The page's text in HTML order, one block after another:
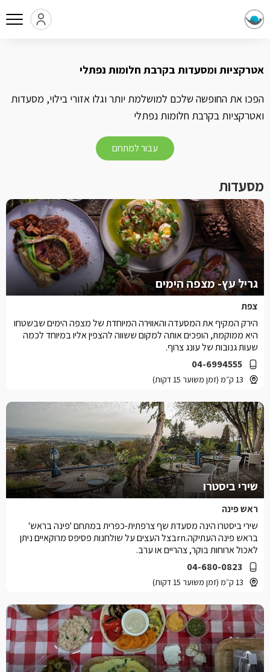
אטרקציות ומסעדות בקרבת חלומות נפתלי
הפכו את החופשה שלכם למושלמת יותר וגלו אזורי בילוי, מסעדות
ואטרקציות בקרבת חלומות נפתלי
עבור למתחם
מסעדות
גריל עץ- מצפה הימים
צפת
04-6994555
13 ק״מ (זמן משוער 15 דקות)
הירק המקיף את המסעדה והאווירה המיוחדת של מצפה הימים שבשטחו
היא ממוקמת, הופכים אותה למקום ששווה להצפין אליו במיוחד לכמה
שעות גנובות של עונג צרוף.
שירי ביסטרו
ראש פינה
04-680-0823
13 ק״מ (זמן משוער 15 דקות)
שירי ביסטרו הינה מסעדת שף צרפתית-כפרית במתחם 'פינה בראש'
בראש פינה העתיקה.rnבצל העצים על שולחנות פסיפס מרוקאיים ניתן
לאכול ארוחות בוקר, צהריים או ערב.